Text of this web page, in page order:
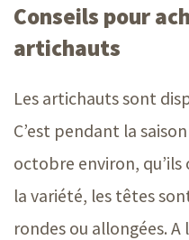
Conseils pour
artichauts
Les artichauts sont
C’est pendant la
octobre environ,
la variété, les têtes
rondes ou allongées. A